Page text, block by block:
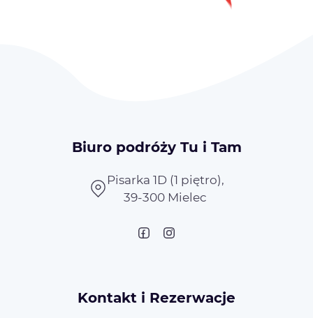
Biuro podróży Tu i Tam
Pisarka 1D (1 piętro),
39-300 Mielec
Kontakt i Rezerwacje